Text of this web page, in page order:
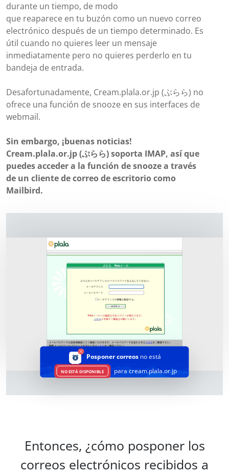
durante un tiempo, de modo
que reaparece en tu buzón como un nuevo correo
electrónico después de un tiempo determinado. Es
útil cuando no quieres leer un mensaje
inmediatamente pero no quieres perderlo en tu
bandeja de entrada.
Desafortunadamente, Cream.plala.or.jp (ぷらら) no
ofrece una función de snooze en sus interfaces de
webmail.
Sin embargo, ¡buenas noticias!
Cream.plala.or.jp (ぷらら) soporta IMAP, así que
puedes acceder a la función de snooze a través
de un cliente de correo de escritorio como
Mailbird.
Posponer correos no está
NO ESTÁ DISPONIBLE para cream.plala.or.jp
Entonces, ¿cómo posponer los
correos electrónicos recibidos a